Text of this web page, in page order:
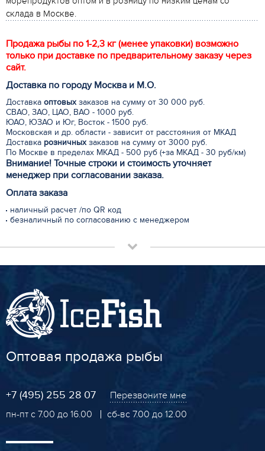
склада в Москве.
Продажа рыбы по 1-2,3 кг (менее упаковки) возможно
только при доставке по предварительному заказу через
сайт.
Доставка по городу Москва и М.О.
Доставка оптовыхзаказов на сумму от 30 000 руб.
СВАО, ЗАО, ЦАО, ВАО - 1000 руб.
ЮАО, ЮЗАО и Юг, Восток - 1500 руб.
Московская и др. области - зависит от расстояния от МКАД
Доставка розничныхзаказов на сумму от 3000 руб.
По Москве в пределах МКАД - 500 руб (+за МКАД - 30 руб/км)
Внимание! Точные строки и стоимость уточняет
менеджер при согласовании заказа.
Оплата заказа
наличный расчет /по QR код
безналичный по согласованию с менеджером
Оптовая продажа рыбы
+7 (495) 255 28 07
Перезвоните мне
пн-пт с 7.00 до 16.00
сб-вс 7.00 до 12.00